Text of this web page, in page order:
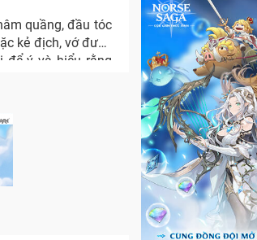
quầng, đầu tóc
kẻ địch, vớ được
để ý và hiểu rằng